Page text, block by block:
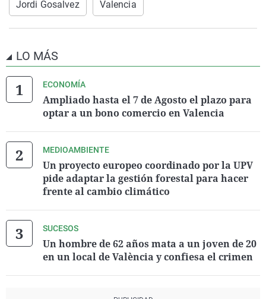
Jordi Gosalvez Valencia
LO MÁS
ECONOMÍA
Ampliado hasta el 7 de Agosto el plazo para
optar a un bono comercio en Valencia
MEDIOAMBIENTE
Un proyecto europeo coordinado por la UPV
pide adaptar la gestión forestal para hacer
frente al cambio climático
SUCESOS
Un hombre de 62 años mata a un joven de 20
en un local de València y confiesa el crimen